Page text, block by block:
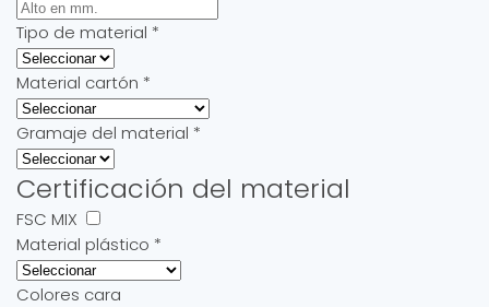
Tipo de material *
Material cartón *
Gramaje del material *
Certificación del material
FSC MIX
Material plástico *
Colores cara